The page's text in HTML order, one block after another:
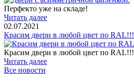
Перфекто уже на складе!
Читать далее
02.07.2021
Красим двери в любой цвет по RAL!!!
Красим двери в любой цвет по RAL!!!
Читать далее
Все новости